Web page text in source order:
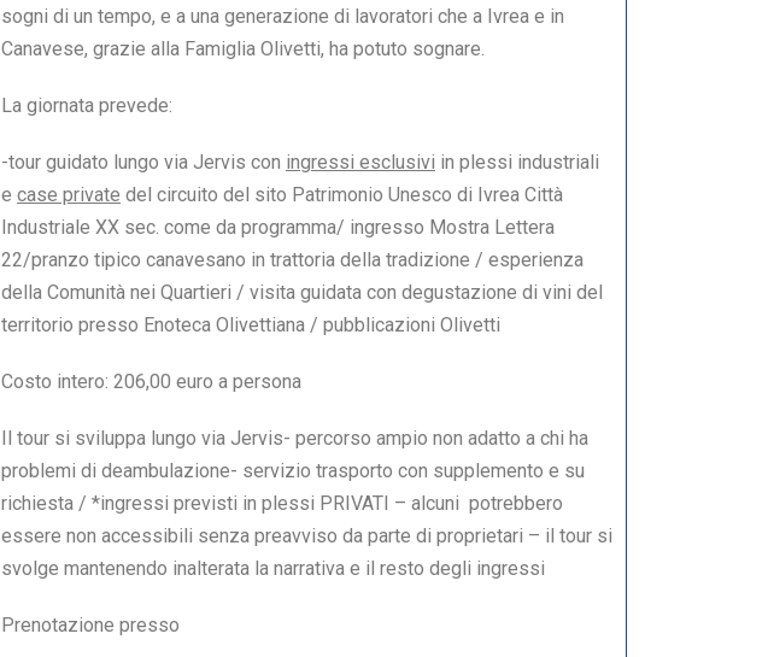
sogni di un tempo, e a una generazione di lavoratori che a Ivrea e in
Canavese, grazie alla Famiglia Olivetti, ha potuto sognare.
La giornata prevede:
-tour guidato lungo via Jervis con ingressi esclusivi in plessi industriali
e case private del circuito del sito Patrimonio Unesco di Ivrea Città
Industriale XX sec. come da programma/ ingresso Mostra Lettera
22/pranzo tipico canavesano in trattoria della tradizione / esperienza
della Comunità nei Quartieri / visita guidata con degustazione di vini del
territorio presso Enoteca Olivettiana / pubblicazioni Olivetti
Costo intero: 206,00 euro a persona
Il tour si sviluppa lungo via Jervis- percorso ampio non adatto a chi ha
problemi di deambulazione- servizio trasporto con supplemento e su
richiesta / *ingressi previsti in plessi PRIVATI – alcuni potrebbero
essere non accessibili senza preavviso da parte di proprietari – il tour si
svolge mantenendo inalterata la narrativa e il resto degli ingressi
Prenotazione presso